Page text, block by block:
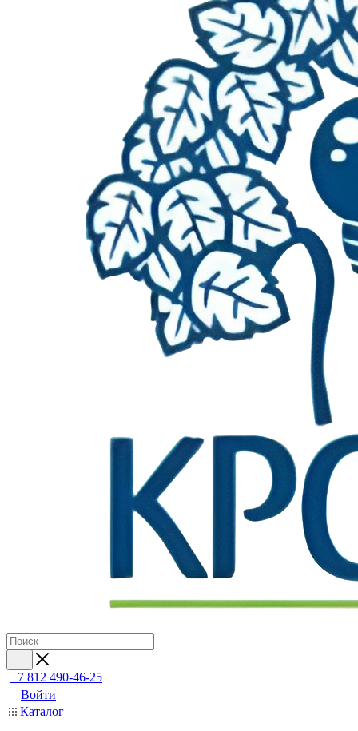
+7 812 490-46-25
Войти
Каталог